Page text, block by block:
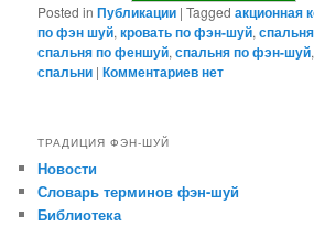
Posted in Публикации |Tagged акционная
по фэн шуй,кровать по фэн-шуй,
спальня по феншуй,спальня по фэн-шуй
спальни |Комментариев нет
ТРАДИЦИЯ ФЭН-ШУЙ
Новости
Словарь терминов фэн-шуй
Библиотека